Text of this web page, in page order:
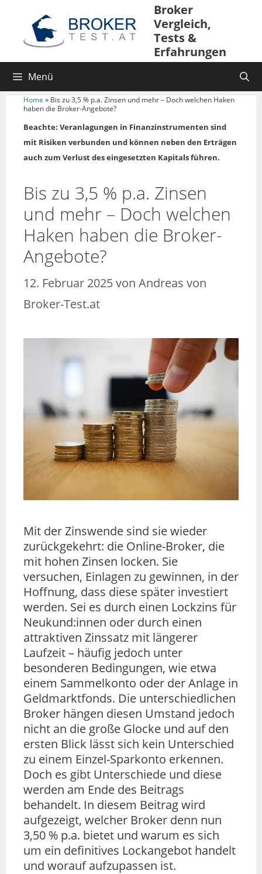
Broker
Vergleich,
Tests &
Erfahrungen
Menü
Home » Bis zu 3,5 % p.a. Zinsen und mehr – Doch welchen Haken
haben die Broker-Angebote?
Beachte: Veranlagungen in Finanzinstrumenten sind
mit Risiken verbunden und können neben den Erträgen
auch zum Verlust des eingesetzten Kapitals führen.
Bis zu 3,5 % p.a. Zinsen
und mehr – Doch welchen
Haken haben die Broker-
Angebote?
12. Februar 2025von Andreas von
Broker-Test.at
Mit der Zinswende sind sie wieder
zurückgekehrt: die Online-Broker, die
mit hohen Zinsen locken. Sie
versuchen, Einlagen zu gewinnen, in der
Hoffnung, dass diese später investiert
werden. Sei es durch einen Lockzins für
Neukund:innen oder durch einen
attraktiven Zinssatz mit längerer
Laufzeit – häufig jedoch unter
besonderen Bedingungen, wie etwa
einem Sammelkonto oder der Anlage in
Geldmarktfonds. Die unterschiedlichen
Broker hängen diesen Umstand jedoch
nicht an die große Glocke und auf den
ersten Blick lässt sich kein Unterschied
zu einem Einzel-Sparkonto erkennen.
Doch es gibt Unterschiede und diese
werden am Ende des Beitrags
behandelt. In diesem Beitrag wird
aufgezeigt, welcher Broker denn nun
3,50 % p.a. bietet und warum es sich
um ein definitives Lockangebot handelt
und worauf aufzupassen ist.